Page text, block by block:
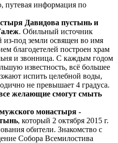
путевая информация по
Давидова пустынь и
. Обильный источник
под земли освящен во имя
благодетелей построен храм
и звонница. С каждым годом
известность, всё большее
испить целебной воды,
не превышает 4 градуса.
желающие смогут смыть
монастыря -
, который 2 октября 2015 г.
обители. Знакомство с
Собора Всемилостива